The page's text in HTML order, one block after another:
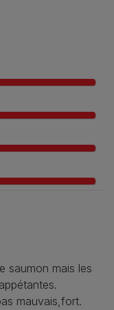
saumon mais les
mauvais,fort.